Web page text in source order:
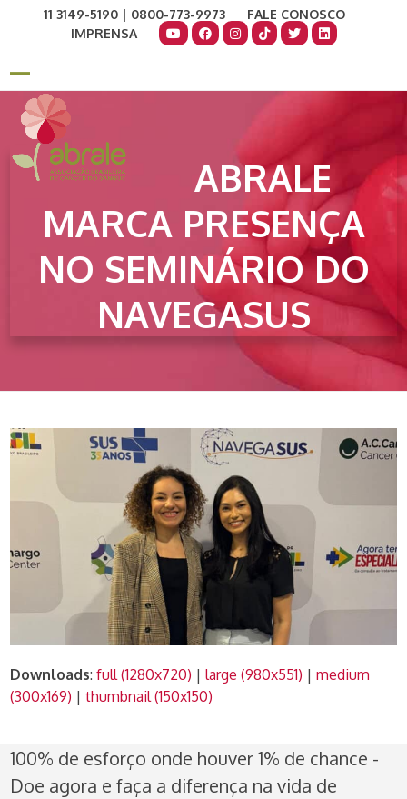
11 3149-5190 | 0800-773-9973
FALE CONOSCO
IMPRENSA
Open
mobile
menu
Close
mobile
menu
ABRALE
MARCA PRESENÇA
NO SEMINÁRIO DO
NAVEGASUS
Downloads:full (1280x720) |large (980x551) |medium
(300x169) |thumbnail (150x150)
100% de esforço onde houver 1% de chance -
Doe agora e faça a diferença na vida de